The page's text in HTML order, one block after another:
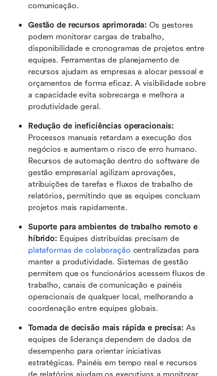
comunicação.
Gestão de recursos aprimorada: Os gestores
podem monitorar cargas de trabalho,
disponibilidade e cronogramas de projetos entre
equipes. Ferramentas de planejamento de
recursos ajudam as empresas a alocar pessoal e
orçamentos de forma eficaz. A visibilidade sobre
a capacidade evita sobrecarga e melhora a
produtividade geral.
Redução de ineficiências operacionais:
Processos manuais retardam a execução dos
negócios e aumentam o risco de erro humano.
Recursos de automação dentro do software de
gestão empresarial agilizam aprovações,
atribuições de tarefas e fluxos de trabalho de
relatórios, permitindo que as equipes concluam
projetos mais rapidamente.
Suporte para ambientes de trabalho remoto e
híbrido:
Equipes distribuídas precisam de
plataformas de colaboração centralizadas para
manter a produtividade. Sistemas de gestão
permitem que os funcionários acessem fluxos de
trabalho, canais de comunicação e painéis
operacionais de qualquer local, melhorando a
coordenação entre equipes globais.
Tomada de decisão mais rápida e precisa: As
equipes de liderança dependem de dados de
desempenho para orientar iniciativas
estratégicas. Painéis em tempo real e recursos